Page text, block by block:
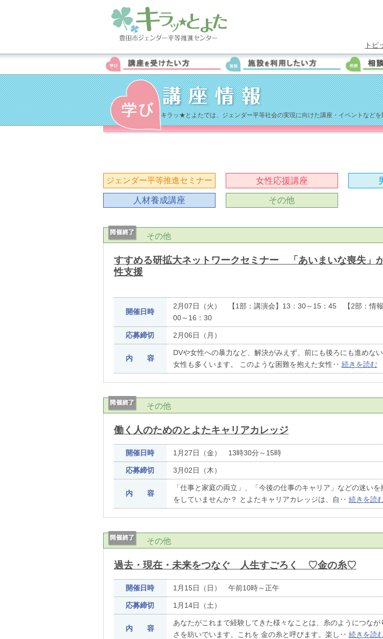
トピ
キラッ★とよたでは、ジェンダー平等社会の実現に向けた講座・イベントなど
ジェンダー平等推進セミナー 女性応援講座
人材養成講座
その他
その他
すすめる研拡大ネットワークセミナー 「あいまいな喪失」
性支援
開催日時
2月07日（火） 【1部：講演会】13：30～15：45 【2部：情報
00～16：30
応募締切 2月06日（月）
内 容
DVや女性への暴力など、解決がみえず、前にも後ろにも進めな
女性も多くいます。 このような困難を抱えた女性‥ 続きを読む
その他
働く人のためのとよたキャリアカレッジ
開催日時 1月27日（金） 13時30分～15時
応募締切 3月02日（木）
内 容
「仕事と家庭の両立」、「今後の仕事のキャリア」などの迷い
をしていませんか？ とよたキャリアカレッジは、自‥ 続きを読
その他
過去・現在・未来をつなぐ 人生すごろく ♡金の糸♡
開催日時 1月15日（日） 午前10時～正午
応募締切 1月14日（土）
内 容
あなたがこれまで経験してきた様々なことは、糸のようにつなが
さを紡いでいます。これを 金の糸と呼びます。楽し‥ 続きを読